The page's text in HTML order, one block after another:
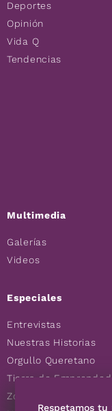
Deportes
Opinión
Vida Q
Tendencias
Multimedia
Galerías
Videos
Especiales
Entrevistas
Nuestras Historias
Orgullo Queretano
Tierra de
Zoociales
Respetamos tu